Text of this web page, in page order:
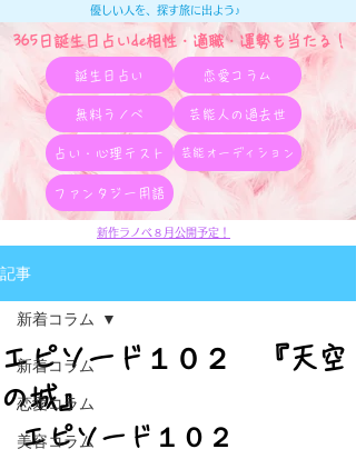
365日誕生日占いde相性・適職・​運勢も当たる！
優しい人を、探す旅に出よう♪
誕生日占い 恋愛コラム
無料ラノベ 芸能人の過去世
占い・心理テスト 芸能オーディション
ファンタジー用語
新作ラノベ８月公開予定！
記事
新着コラム
恋愛コラム
美容コラム
新着コラム
エピソード１０２ 『天空
の城』
エピソード１０２